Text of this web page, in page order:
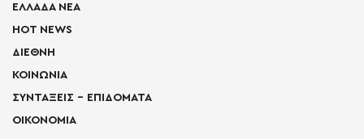
ΕΛΛΑΔΑ ΝΕΑ
HOT NEWS
ΔΙΕΘΝΗ
ΚΟΙΝΩΝΙΑ
ΣΥΝΤΑΞΕΙΣ – ΕΠΙΔΟΜΑΤΑ
ΟΙΚΟΝΟΜΙΑ